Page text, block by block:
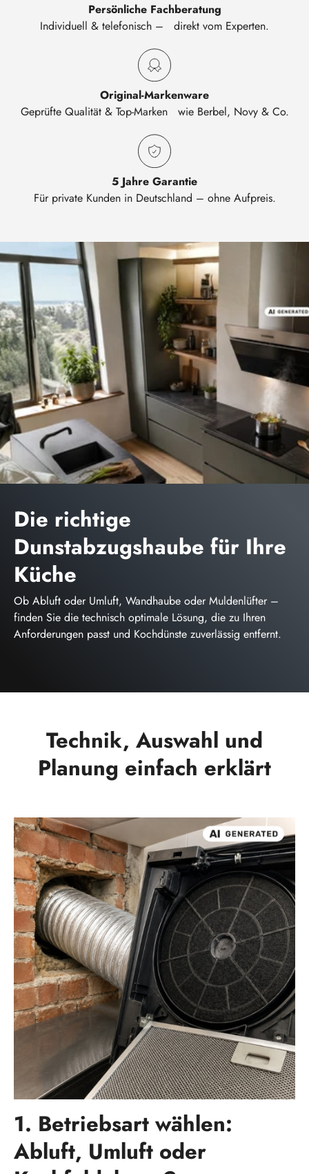
Persönliche Fachberatung
Individuell & telefonisch – direkt vom Experten.
Original-Markenware
Geprüfte Qualität & Top-Marken wie Berbel, Novy & Co.
5 Jahre Garantie
Für private Kunden in Deutschland – ohne Aufpreis.
Die richtige
Dunstabzugshaube für Ihre
Küche
Ob Abluft oder Umluft, Wandhaube oder Muldenlüfter –
finden Sie die technisch optimale Lösung, die zu Ihren
Anforderungen passt und Kochdünste zuverlässig entfernt.
Technik, Auswahl und
Planung einfach erklärt
1. Betriebsart wählen:
Abluft, Umluft oder